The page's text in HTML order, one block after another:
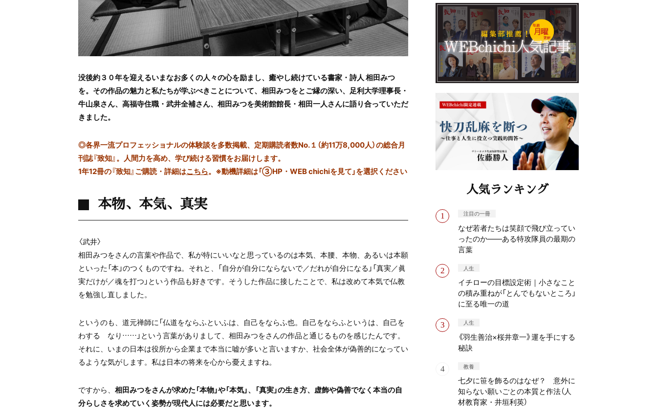
没後約３０年を迎えるいまなお多くの人々の心を励まし、癒やし続けている書家・詩人 相田みつ
を。その作品の魅力と私たちが学ぶべきことについて、相田みつをとご縁の深い、足利大学理事長・
牛山泉さん、高福寺住職・武井全補さん、相田みつを美術館館長・相田一人さんに語り合っていただ
きました。
◎各界一流プロフェッショナルの体験談を多数掲載、定期購読者数No.１（約11万8,000人）の総合月
刊誌『致知』。人間力を高め、学び続ける習慣をお届けします。
1年12冊の『致知』ご購読・詳細はこちら。 ※動機詳細は「③HP・WEB chichiを見て」を選択ください
本物、本気、真実
〈武井〉
相田みつをさんの言葉や作品で、私が特にいいなと思っているのは本気、本腰、本物、あるいは本願
といった「本」のつくものですね。それと、「自分が自分にならないで／だれが自分になる」「真実／眞
実だけが／魂を打つ」という作品も好きです。そうした作品に接したことで、私は改めて本気で仏教
を勉強し直しました。
というのも、道元禅師に「仏道をならふといふは、自己をならふ也。自己をならふというは、自己を
わするゝなり……」という言葉がありまして、相田みつをさんの作品と通じるものを感じたんです。
それに、いまの日本は役所から企業まで本当に嘘が多いと言いますか、社会全体が偽善的になってい
るような気がします。私は日本の将来を心から憂えますね。
ですから、 相田みつをさんが求めた「本物」や「本気」、「真実」の生き方、虚飾や偽善でなく本当の自
分らしさを求めていく姿勢が現代人には必要だと思います。
人気ランキング
注目の一冊
なぜ若者たちは笑顔で飛び立ってい
ったのか——ある特攻隊員の最期の
言葉
人生
イチローの目標設定術｜小さなこと
の積み重ねが「とんでもないところ」
に至る唯一の道
人生
《羽生善治×桜井章一》運を手にする
秘訣
教養
七夕に笹を飾るのはなぜ？ 意外に
知らない願いごとの本質と作法（人
材教育家・井垣利英）